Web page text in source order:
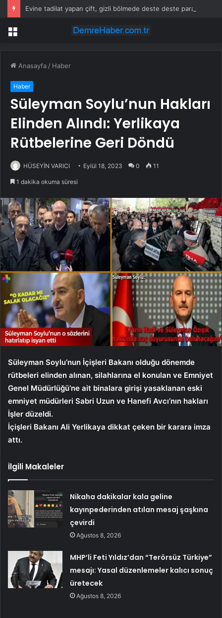
Menü
Anasayfa / Haber
Haber
Süleyman Soylu’nun Hakları
Elinden Alındı: Yerlikaya
Rütbelerine Geri Döndü
HÜSEYİN VARICI Eylül 18, 2023 0 11
1 dakika okuma süresi
Süleyman Soylu’nun İçişleri Bakanı olduğu dönemde
rütbeleri elinden alınan, silahlarına el konulan ve Emniyet
Genel Müdürlüğü’ne ait binalara girişi yasaklanan eski
emniyet müdürleri Sabri Uzun ve Hanefi Avcı’nın hakları
İşler düzeldi.
İçişleri Bakanı Ali Yerlikaya dikkat çeken bir karara imza
attı.
İlgili Makaleler
Nikaha dakikalar kala geline
kayınpederinden atılan mesaj şaşkına
çevirdi
Ağustos 8, 2026
MHP’li Feti Yıldız’dan “Terörsüz Türkiye”
mesajı: Yasal düzenlemeler kalıcı sonuç
üretecek
Ağustos 8, 2026